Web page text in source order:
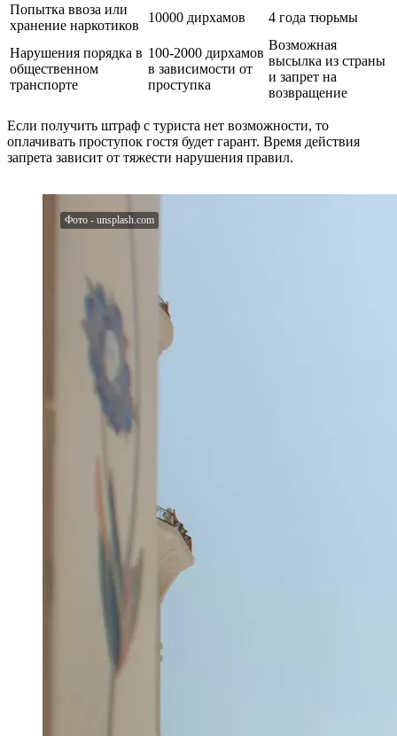
Попытка ввоза или
хранение наркотиков
10000 дирхамов 4 года тюрьмы
Нарушения порядка в
общественном
транспорте
100-2000 дирхамов
в зависимости от
проступка
Возможная
высылка из страны
и запрет на
возвращение
Если получить штраф с туриста нет возможности, то
оплачивать проступок гостя будет гарант. Время действия
запрета зависит от тяжести нарушения правил.